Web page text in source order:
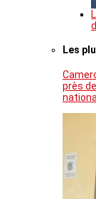
Les
près